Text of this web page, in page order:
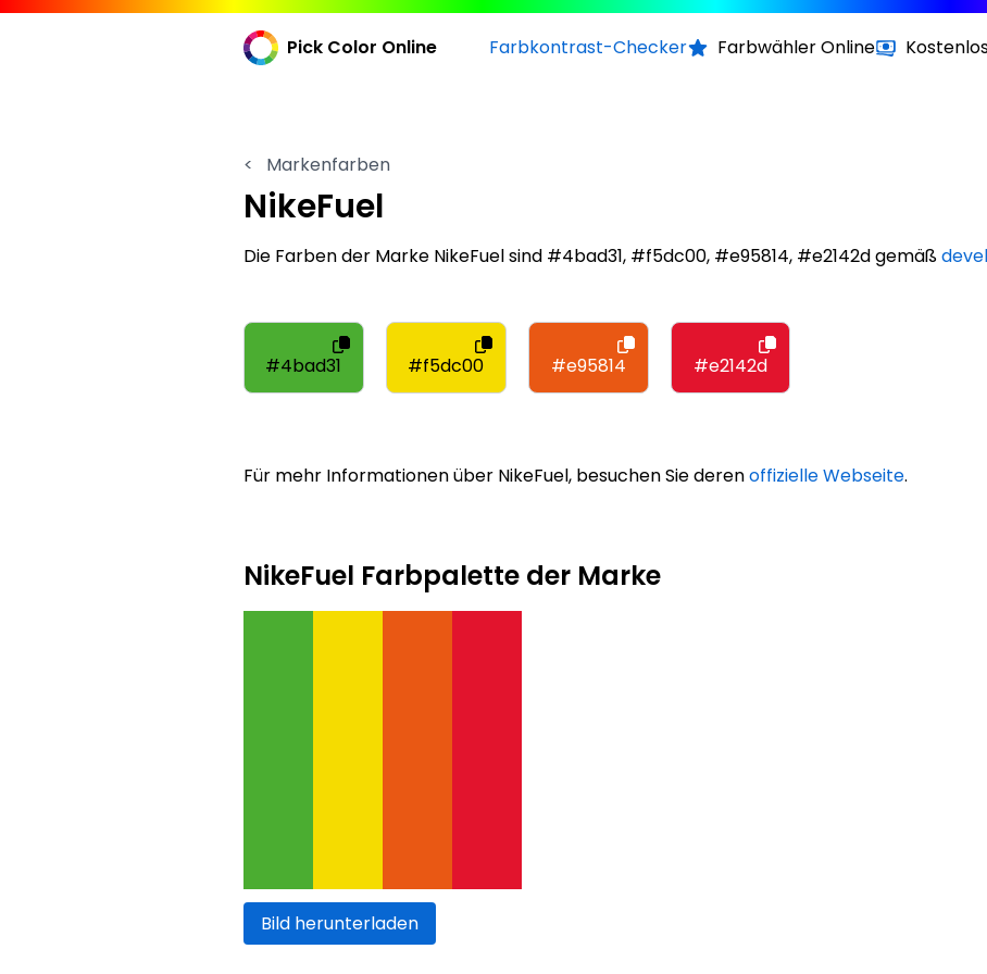
Pick Color Online Farbkontrast-Checker Farbwähler Online
< Markenfarben
NikeFuel
Die Farben der Marke NikeFuel sind #4bad31, #f5dc00, #e95814, #e2142d gemäß
#4bad31 #f5dc00 #e95814 #e2142d
Für mehr Informationen über NikeFuel, besuchen Sie derenoffizielle Webseite.
NikeFuel Farbpalette der Marke
Bild herunterladen